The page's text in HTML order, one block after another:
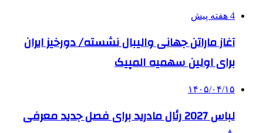
4 هفته پیش
آغاز ماراتن جهانی والیبال نشسته/ دورخیز ایران
برای اولین سهمیه المپیک
۱۴۰۵/۰۴/۱۵
لباس 2027 رئال مادرید برای فصل جدید معرفی